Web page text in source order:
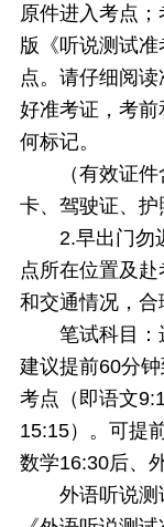
原件进入考点
版《听说测试
点。请仔细阅
好准考证，考
何标记。
（有效证
卡、驾驶证、护
2.早出门勿
点所在位置及
和交通情况，合
笔试科目：
建议提前60分
考点（即语文
15:15）。可提
数学16:30后、
外语听说测